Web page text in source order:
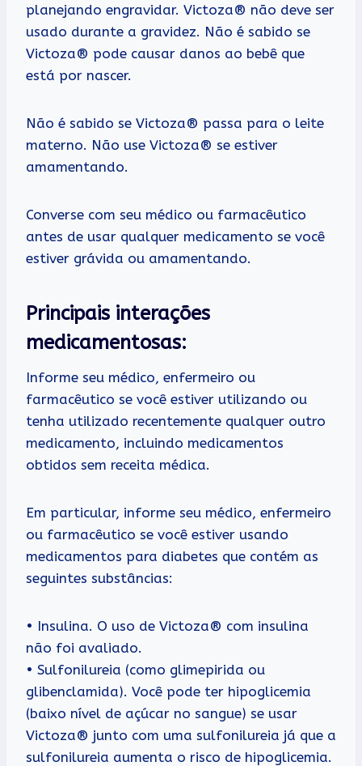
planejando engravidar. Victoza® não deve ser
usado durante a gravidez. Não é sabido se
Victoza® pode causar danos ao bebê que
está por nascer.
Não é sabido se Victoza® passa para o leite
materno. Não use Victoza® se estiver
amamentando.
Converse com seu médico ou farmacêutico
antes de usar qualquer medicamento se você
estiver grávida ou amamentando.
Principais interações
medicamentosas:
Informe seu médico, enfermeiro ou
farmacêutico se você estiver utilizando ou
tenha utilizado recentemente qualquer outro
medicamento, incluindo medicamentos
obtidos sem receita médica.
Em particular, informe seu médico, enfermeiro
ou farmacêutico se você estiver usando
medicamentos para diabetes que contém as
seguintes substâncias:
• Insulina. O uso de Victoza® com insulina
não foi avaliado.
• Sulfonilureia (como glimepirida ou
glibenclamida). Você pode ter hipoglicemia
(baixo nível de açúcar no sangue) se usar
Victoza® junto com uma sulfonilureia já que a
sulfonilureia aumenta o risco de hipoglicemia.